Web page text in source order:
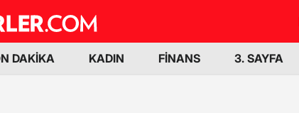
DAKİKA KADIN FİNANS 3. SAYFA